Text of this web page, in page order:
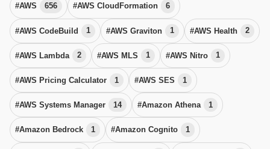
#AWS 656 #AWS CloudFormation 6
#AWS CodeBuild 1 #AWS Graviton 1 #AWS Health 2
#AWS Lambda 2 #AWS MLS 1 #AWS Nitro 1
#AWS Pricing Calculator 1 #AWS SES 1
#AWS Systems Manager 14 #Amazon Athena 1
#Amazon Bedrock 1 #Amazon Cognito 1